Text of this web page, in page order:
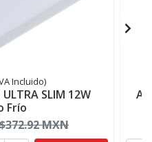
Incluido)
ULTRA SLIM 12W
Frío
$372.92 MXN